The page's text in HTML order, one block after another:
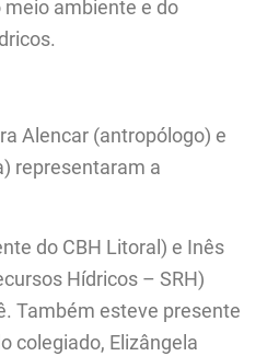
ambiente e do
Alencar (antropólogo) e
representaram a
do CBH Litoral) e Inês
Hídricos – SRH)
Também esteve presente
colegiado, Elizângela